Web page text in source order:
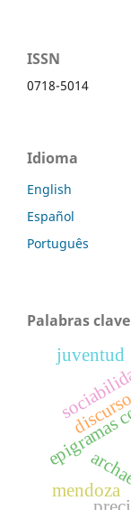
ISSN
0718-5014
Idioma
English
Español
Português
Palabras clave
mendoza
juventud